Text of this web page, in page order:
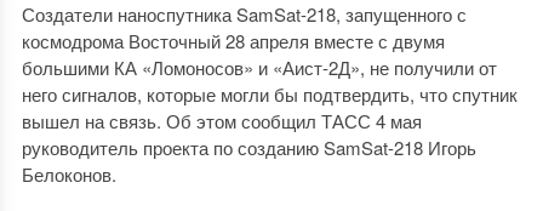
Создатели наноспутника SamSat-218, запущенного с
космодрома Восточный 28 апреля вместе с двумя
большими КА «Ломоносов» и «Аист-2Д», не получили от
него сигналов, которые могли бы подтвердить, что спутник
вышел на связь. Об этом сообщил ТАСС 4 мая
руководитель проекта по созданию SamSat-218 Игорь
Белоконов.